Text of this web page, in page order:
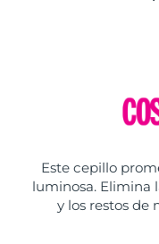
Este cepillo
luminosa. Elimina
y los restos de